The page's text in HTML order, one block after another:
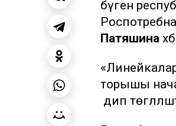
бүген
Патяшина
торышы
дип